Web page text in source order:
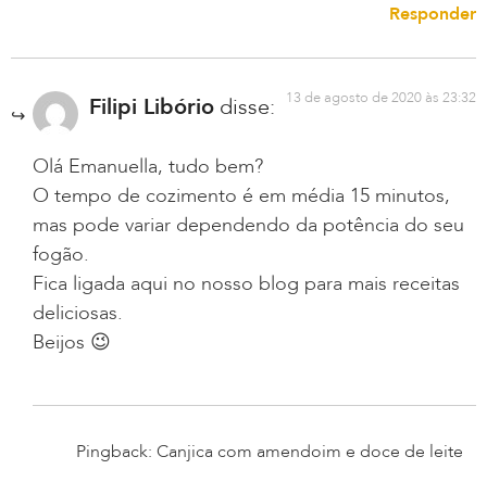
Responder
Filipi Libório disse: 13 de agosto de 2020 às 23:32
Olá Emanuella, tudo bem?
O tempo de cozimento é em média 15 minutos,
mas pode variar dependendo da potência do seu
fogão.
Fica ligada aqui no nosso blog para mais receitas
deliciosas.
Beijos 😉
Pingback: Canjica com amendoim e doce de leite